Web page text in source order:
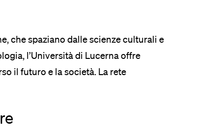
che spaziano dalle scienze culturali e
l’Università di Lucerna offre
il futuro e la società. La rete